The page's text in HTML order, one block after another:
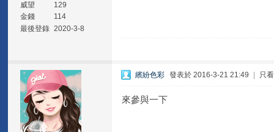
威望
129
金錢
114
最後登錄 2020-3-8
繽紛色彩 發表於 2016-3-21 21:49 只
來參與一下